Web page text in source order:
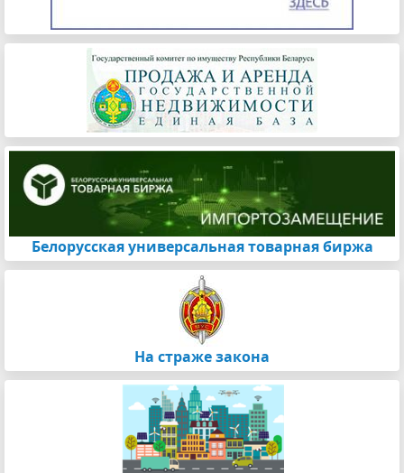
Белорусская универсальная товарная биржа
На страже закона